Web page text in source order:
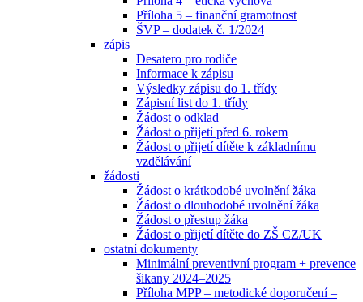
Příloha 5 – finanční gramotnost
ŠVP – dodatek č. 1/2024
zápis
Desatero pro rodiče
Informace k zápisu
Výsledky zápisu do 1. třídy
Zápisní list do 1. třídy
Žádost o odklad
Žádost o přijetí před 6. rokem
Žádost o přijetí dítěte k základnímu
vzdělávání
žádosti
Žádost o krátkodobé uvolnění žáka
Žádost o dlouhodobé uvolnění žáka
Žádost o přestup žáka
Žádost o přijetí dítěte do ZŠ CZ/UK
ostatní dokumenty
Minimální preventivní program + prevence
šikany 2024–2025
Příloha MPP – metodické doporučení –